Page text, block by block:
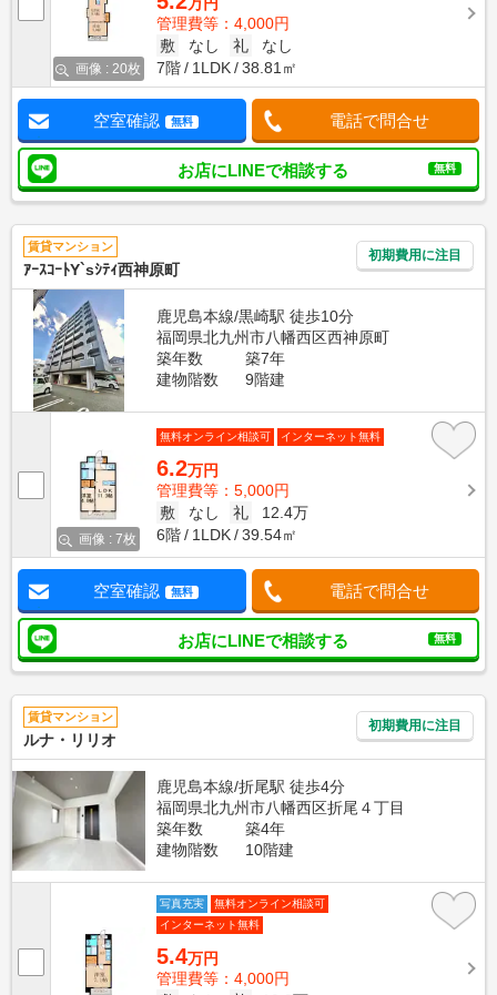
画像 : 20枚
管理費等：4,000円
敷
なし 礼
なし
7階
1LDK 38.81㎡
空室確認 無料 電話で問合せ
お店にLINEで相談する 無料
賃貸マンション
ｱｰｽｺｰﾄY`sｼﾃｨ西神原町
初期費用に注目
鹿児島本線/黒崎駅 徒歩10分
福岡県北九州市八幡西区西神原町
築年数
築7年
建物階数
9階建
画像 : 7枚
無料オンライン相談可 インターネット無料
6.2万円
管理費等：5,000円
敷
なし 礼
12.4万
6階
1LDK 39.54㎡
空室確認 無料 電話で問合せ
お店にLINEで相談する 無料
賃貸マンション
ルナ・リリオ
初期費用に注目
鹿児島本線/折尾駅 徒歩4分
福岡県北九州市八幡西区折尾４丁目
築年数
築4年
建物階数
10階建
写真充実
無料オンライン相談可
インターネット無料
5.4万円
管理費等：4,000円